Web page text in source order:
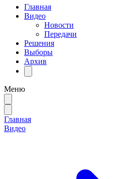
Главная
Видео
Новости
Передачи
Решения
Выборы
Архив
Меню
Главная
Видео